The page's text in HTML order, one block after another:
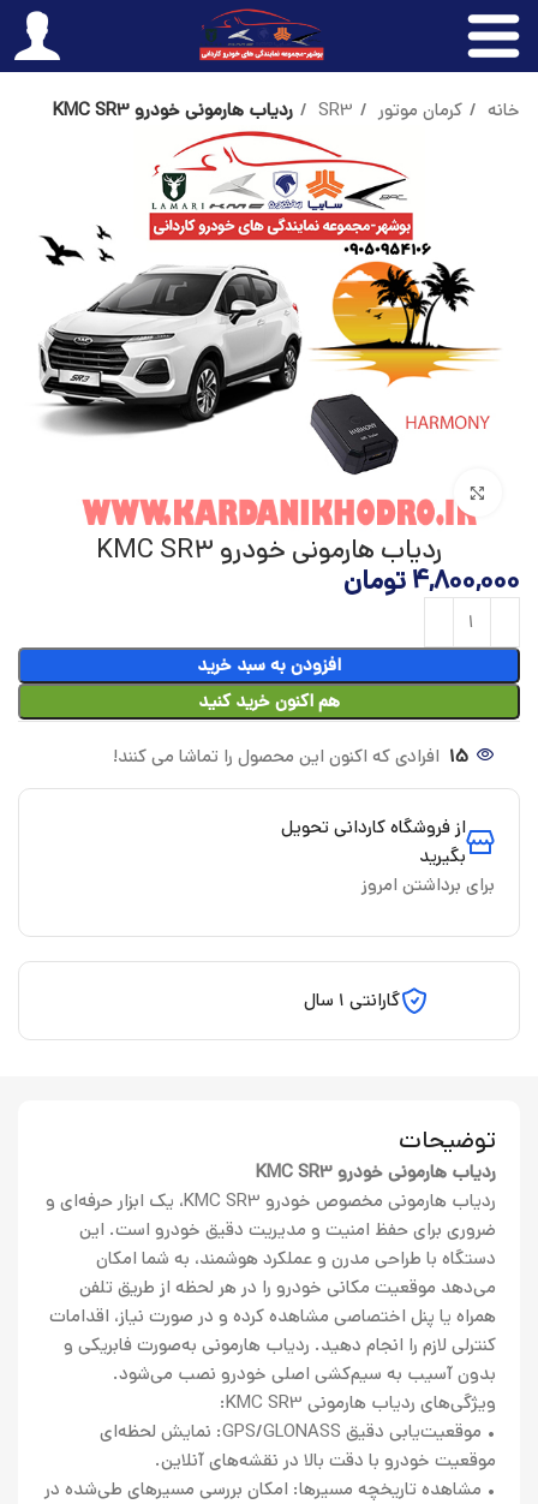
خانه کرمان موتور SR3 ردیاب هارمونی خودرو KMC SR3
ردیاب هارمونی خودرو KMC SR3
4,800,000تومان
افزودن به سبد خرید
هم اکنون خرید کنید
15 افرادی که اکنون این محصول را تماشا می کنند!
از فروشگاه کاردانی تحویل
بگیرید
برای برداشتن امروز
گارانتی 1 سال
توضیحات
ردیاب هارمونی خودرو KMC SR3
ردیاب هارمونی مخصوص خودرو KMC SR3، یک ابزار حرفه‌ای و
ضروری برای حفظ امنیت و مدیریت دقیق خودرو است. این
دستگاه با طراحی مدرن و عملکرد هوشمند، به شما امکان
می‌دهد موقعیت مکانی خودرو را در هر لحظه از طریق تلفن
همراه یا پنل اختصاصی مشاهده کرده و در صورت نیاز، اقدامات
کنترلی لازم را انجام دهید. ردیاب هارمونی به‌صورت فابریکی و
بدون آسیب به سیم‌کشی اصلی خودرو نصب می‌شود.
ویژگی‌های ردیاب هارمونی KMC SR3:
• موقعیت‌یابی دقیق GPS/GLONASS: نمایش لحظه‌ای
موقعیت خودرو با دقت بالا در نقشه‌های آنلاین.
• مشاهده تاریخچه مسیرها: امکان بررسی مسیرهای طی‌شده در